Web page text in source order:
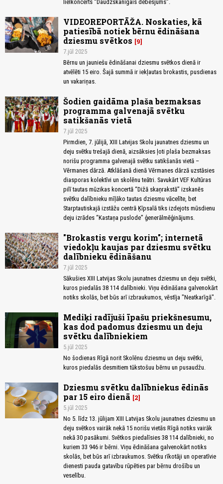
lielkoncerts “Daudzskanīgais debesjums”.
VIDEOREPORTĀŽA. Noskaties, kā
patiesībā notiek bērnu ēdināšana
dziesmu svētkos
9
7.jūl 2025
Bērnu un jauniešu ēdināšanai dziesmu svētkos dienā ir
atvēlēti 15 eiro. Šajā summā ir iekļautas brokastis, pusdienas
un vakariņas.
Šodien gaidāma plaša bezmaksas
programma galvenajā svētku
satikšanās vietā
7.jūl 2025
Pirmdien, 7. jūlijā, XIII Latvijas Skolu jaunatnes dziesmu un
deju svētku trešajā dienā, aizsāksies ļoti plaša bezmaksas
norišu programma galvenajā svētku satikšanās vietā –
Vērmanes dārzā. Atklāšanā dienā Vērmanes dārzā uzstāsies
diasporas kolektīvi un skolēnu teātri. Savukārt VEF Kultūras
pilī tautas mūzikas koncertā “Dižā skaņrakstā” izskanēs
svētku dalībnieku mīļāko tautas dziesmu vācelīte, bet
Starptautiskajā izstāžu centrā Ķīpsalā tiks izdejots mūsdienu
deju izrādes “Kastaņa puslode” ģenerālmēģinājums.
"Brokastis vergu korim"; internetā
viedokļu kaujas par dziesmu svētku
dalībnieku ēdināšanu
7.jūl 2025
Sākušies XIII Latvijas Skolu jaunatnes dziesmu un deju svētki,
kuros piedalās 38 114 dalībnieki. Viņu ēdināšana galvenokārt
notiks skolās, bet būs arī izbraukumos, vēstīja "Neatkarīgā".
Mediķi radījuši īpašu priekšnesumu,
kas dod padomus dziesmu un deju
svētku dalībniekiem
5.jūl 2025
No šodienas Rīgā norit Skolēnu dziesmu un deju svētki,
kuros piedalās desmitiem tūkstošuu bērnu un pusaudžu.
Dziesmu svētku dalībniekus ēdinās
par 15 eiro dienā
2
5.jūl 2025
No 5. līdz 13. jūlijam XIII Latvijas Skolu jaunatnes dziesmu un
deju svētkos vairāk nekā 15 norišu vietās Rīgā notiks vairāk
nekā 30 pasākumi. Svētkos piedalīsies 38 114 dalībnieki, no
kuriem 33 946 ir bērni. Viņu ēdināšana galvenokārt notiks
skolās, bet būs arī izbraukumos. Svētku rīkotāji un operatīvie
dienesti pauda gatavību rūpēties par bērnu drošību un
veselību.